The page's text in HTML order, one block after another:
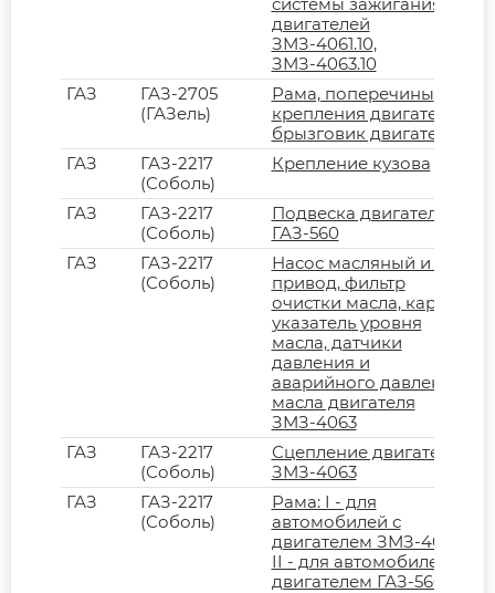
двигателей
ЗМЗ-4061.10,
ЗМЗ-4063.10
ГАЗ
ГАЗ-2705
(ГАЗель)
Рама, поперечины
крепления двигателя,
брызговик двигателя
ГАЗ
ГАЗ-2217
(Соболь)
Крепление кузова
ГАЗ
ГАЗ-2217
(Соболь)
Подвеска двигателя
ГАЗ-560
ГАЗ
ГАЗ-2217
(Соболь)
Насос масляный и его
привод, фильтр
очистки масла, картер,
указатель уровня
масла, датчики
давления и
аварийного давления
масла двигателя
ЗМЗ-4063
ГАЗ
ГАЗ-2217
(Соболь)
Сцепление двигателя
ЗМЗ-4063
ГАЗ
ГАЗ-2217
(Соболь)
Рама: I - для
автомобилей с
двигателем ЗМЗ-4063,
II - для автомобилей с
двигателем ГАЗ-560